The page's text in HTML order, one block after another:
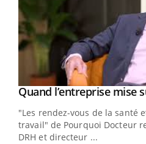
Youtube
Quand l’entreprise mise
"Les rendez-vous de la santé
travail" de Pourquoi Docteur
DRH et directeur ...